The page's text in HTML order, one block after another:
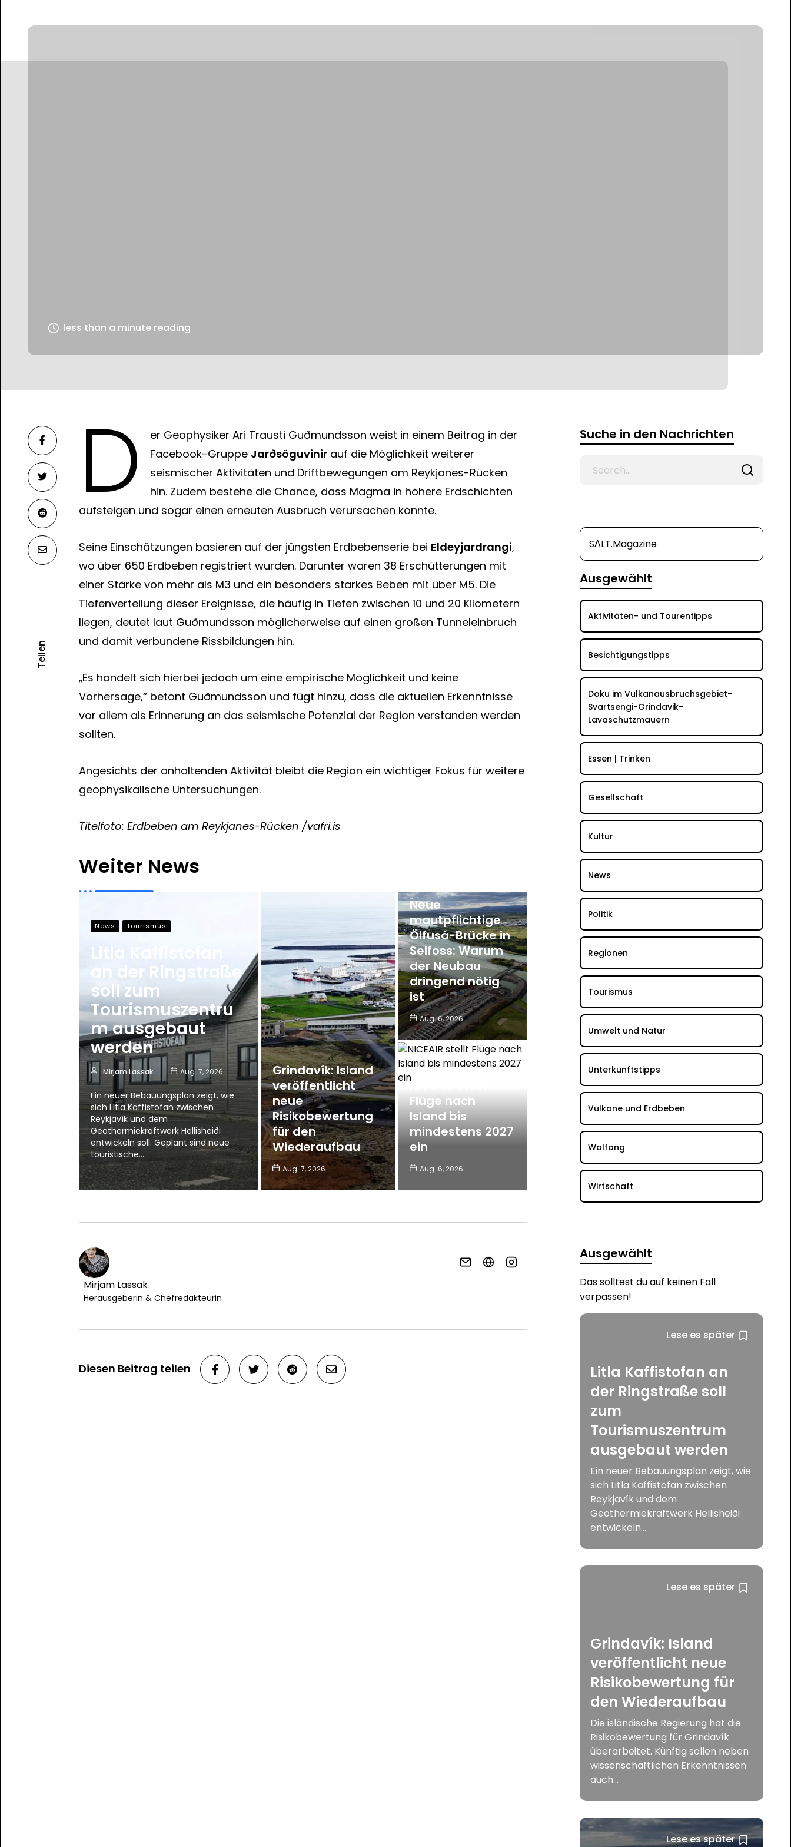
less than a minute reading
D
er Geophysiker Ari Trausti Guðmundsson weist in einem Beitrag in der
Facebook-Gruppe Jarðsöguvinir auf die Möglichkeit weiterer
seismischer Aktivitäten und Driftbewegungen am Reykjanes-Rücken
hin. Zudem bestehe die Chance, dass Magma in höhere Erdschichten
aufsteigen und sogar einen erneuten Ausbruch verursachen könnte.
Seine Einschätzungen basieren auf der jüngsten Erdbebenserie bei Eldeyjardrangi,
wo über 650 Erdbeben registriert wurden. Darunter waren 38 Erschütterungen mit
einer Stärke von mehr als M3 und ein besonders starkes Beben mit über M5. Die
Tiefenverteilung dieser Ereignisse, die häufig in Tiefen zwischen 10 und 20 Kilometern
liegen, deutet laut Guðmundsson möglicherweise auf einen großen Tunneleinbruch
und damit verbundene Rissbildungen hin.
„Es handelt sich hierbei jedoch um eine empirische Möglichkeit und keine
Vorhersage,“ betont Guðmundsson und fügt hinzu, dass die aktuellen Erkenntnisse
vor allem als Erinnerung an das seismische Potenzial der Region verstanden werden
sollten.
Angesichts der anhaltenden Aktivität bleibt die Region ein wichtiger Fokus für weitere
geophysikalische Untersuchungen.
Titelfoto: Erdbeben am Reykjanes-Rücken /vafri.is
Weiter News
News Tourismus
Litla Kaffistofan
an der Ringstraße
soll zum
Tourismuszentru
m ausgebaut
werden
Mirjam Lassak Aug. 7, 2026
Ein neuer Bebauungsplan zeigt, wie
sich Litla Kaffistofan zwischen
Reykjavík und dem
Geothermiekraftwerk Hellisheiði
entwickeln soll. Geplant sind neue
touristische…
Grindavík: Island
veröffentlicht
neue
Risikobewertung
für den
Wiederaufbau
Aug. 7, 2026
Neue
mautpflichtige
Ölfusá-Brücke in
Selfoss: Warum
der Neubau
dringend nötig
ist
Aug. 6, 2026
NICEAIR stellt
Flüge nach
Island bis
mindestens 2027
ein
Aug. 6, 2026
Teilen
Mirjam Lassak
Herausgeberin & Chefredakteurin
Diesen Beitrag teilen
Suche in den Nachrichten
SΛLT.Magazine
Ausgewählt
Aktivitäten- und Tourentipps
Besichtigungstipps
Doku im Vulkanausbruchsgebiet-
Svartsengi-Grindavik-
Lavaschutzmauern
Essen | Trinken
Gesellschaft
Kultur
News
Politik
Regionen
Tourismus
Umwelt und Natur
Unterkunftstipps
Vulkane und Erdbeben
Walfang
Wirtschaft
Ausgewählt
Das solltest du auf keinen Fall
verpassen!
Lese es später
Litla Kaffistofan an
der Ringstraße soll
zum
Tourismuszentrum
ausgebaut werden
Ein neuer Bebauungsplan zeigt, wie
sich Litla Kaffistofan zwischen
Reykjavík und dem
Geothermiekraftwerk Hellisheiði
entwickeln...
Lese es später
Grindavík: Island
veröffentlicht neue
Risikobewertung für
den Wiederaufbau
Die isländische Regierung hat die
Risikobewertung für Grindavík
überarbeitet. Künftig sollen neben
wissenschaftlichen Erkenntnissen
auch...
Lese es später